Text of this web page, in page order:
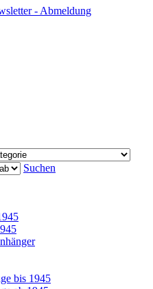
- Abmeldung
Suchen
bis 1945